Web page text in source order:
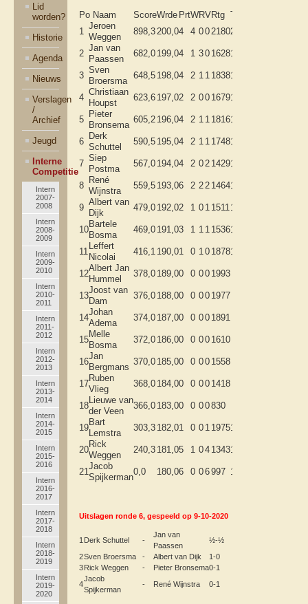
Lid
worden?
Historie
Agenda
Nieuws
Verslagen
/
Archief
Jeugd
Interne
Competitie
Intern
2007-
2008
Intern
2008-
2009
Intern
2009-
2010
Intern
2010-
2011
Intern
2011-
2012
Intern
2012-
2013
Intern
2013-
2014
Intern
2014-
2015
Intern
2015-
2016
Intern
2016-
2017
Intern
2017-
2018
Intern
2018-
2019
Intern
2019-
2020
Po Naam ScoreWrde PrtWRVRtg TPR
1
Jeroen
Weggen
898,3 200,04 4 00 21802066
2
Jan van
Paassen
682,0 199,04 1 30 16281718
3
Sven
Broersma
648,5 198,04 2 1 1 18381719
4
Christiaan
Houpst
623,6 197,02 2 00 16791580
5
Pieter
Bronsema
605,2 196,04 2 1 1 18161818
6
Derk
Schuttel
590,5 195,04 2 1 1 17481545
7
Siep
Postma
567,0 194,04 2 0 2 14291560
8
René
Wijnstra
559,5 193,06 2 2 2 14641569
9
Albert van
Dijk
479,0 192,02 1 0 1 1511 1696
10
Bartele
Bosma
469,0 191,03 1 1 1 15361439
11
Leffert
Nicolai
416,1 190,01 0 1 0 18781614
12
Albert Jan
Hummel
378,0 189,00 0 00 1993
13
Joost van
Dam
376,0 188,00 0 00 1977
14
Johan
Adema
374,0 187,00 0 00 1891
15
Melle
Bosma
372,0 186,00 0 00 1610
16
Jan
Bergmans
370,0 185,00 0 00 1558
17
Ruben
Vlieg
368,0 184,00 0 00 1418
18
Lieuwe van
der Veen
366,0 183,00 0 00830
19
Bart
Lemstra
303,3 182,01 0 0 1 19751771
20
Rick
Weggen
240,3 181,05 1 04 13431300
21
Jacob
Spijkerman
0,0 180,06 0 06997 1134
Uitslagen ronde 6, gespeeld op 9-10-2020
1 Derk Schuttel -
Jan van
Paassen
½-½
2Sven Broersma - Albert van Dijk
1-0
3Rick Weggen - Pieter Bronsema0-1
4
Jacob
Spijkerman
- René Wijnstra 0-1